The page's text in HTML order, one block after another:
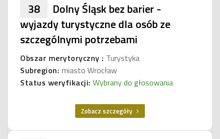
38
Dolny Śląsk bez barier -
wyjazdy turystyczne dla osób ze
szczególnymi potrzebami
Obszar merytoryczny : Turystyka
Subregion: miasto Wrocław
Status weryfikacji: Wybrany do głosowania
Zobacz szczegóły